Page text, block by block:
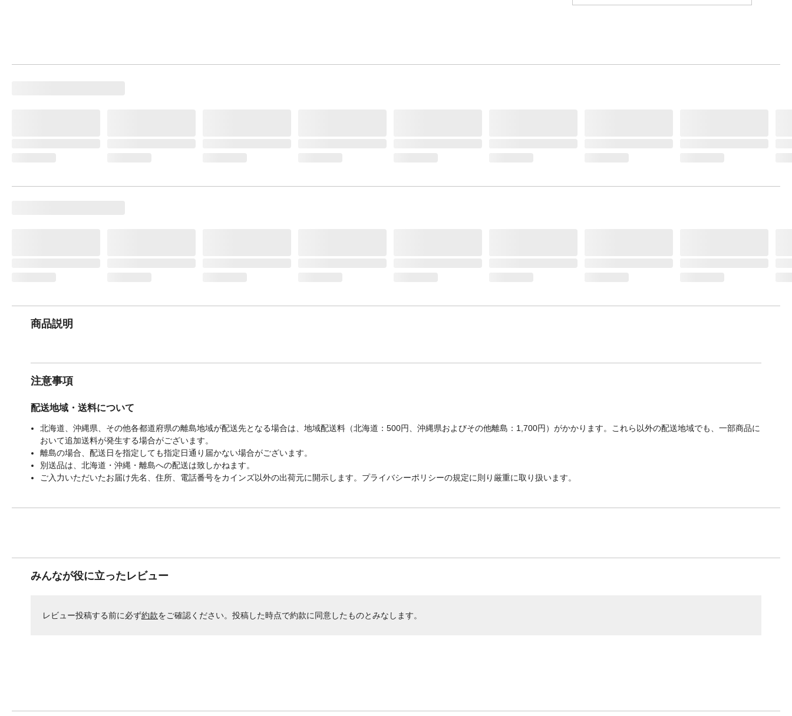
商品説明
注意事項
配送地域・送料について
北海道、沖縄県、その他各都道府県の離島地域が配送先となる場合は、地域配送料（北海道：500円、沖縄県およびその他離島：1,700円）がかかります。これら以外の配送地域でも、一部商品に
おいて追加送料が発生する場合がございます。
離島の場合、配送日を指定しても指定日通り届かない場合がございます。
別送品は、北海道・沖縄・離島への配送は致しかねます。
ご入力いただいたお届け先名、住所、電話番号をカインズ以外の出荷元に開示します。プライバシーポリシーの規定に則り厳重に取り扱います。
みんなが役に立ったレビュー
レビュー投稿する前に必ず約款をご確認ください。投稿した時点で約款に同意したものとみなします。